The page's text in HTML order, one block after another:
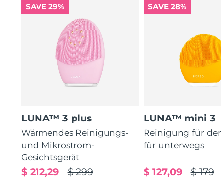
SAVE 29%
LUNA™ 3 plus
Wärmendes Reinigungs-
und Mikrostrom-
Gesichtsgerät
$ 299
$ 212,29
SAVE 28%
LUNA™ mini 3
Reinigung für
für unterwegs
$ 179
$ 127,09